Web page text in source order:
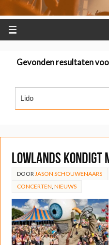
Gevonden resultaten
Lowlands kondigt
DOOR JASON SCHOUWENAARS
CONCERTEN NIEUWS